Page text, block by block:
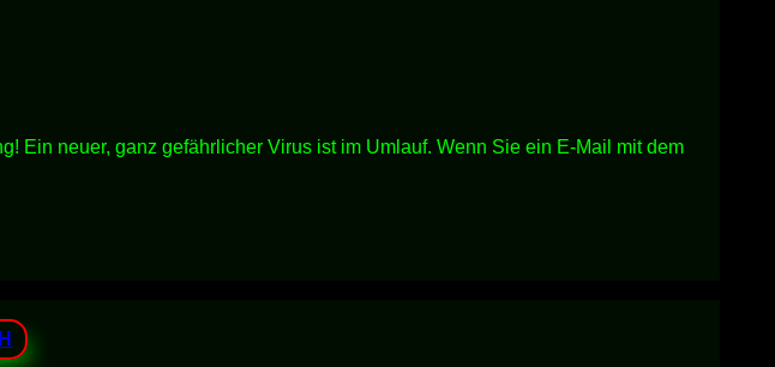
Ein neuer, ganz gefährlicher Virus ist im Umlauf. Wenn Sie ein E-Mail mit dem